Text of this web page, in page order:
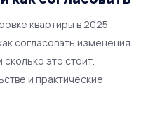
квартиры в 2025
согласовать изменения
это стоит.
и практические